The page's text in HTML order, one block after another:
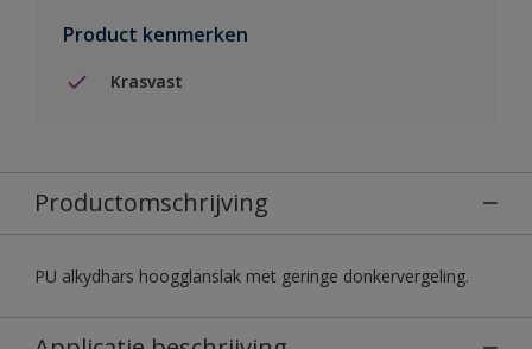
Product kenmerken
Krasvast
Productomschrijving
PU alkydhars hoogglanslak met geringe donkervergeling.